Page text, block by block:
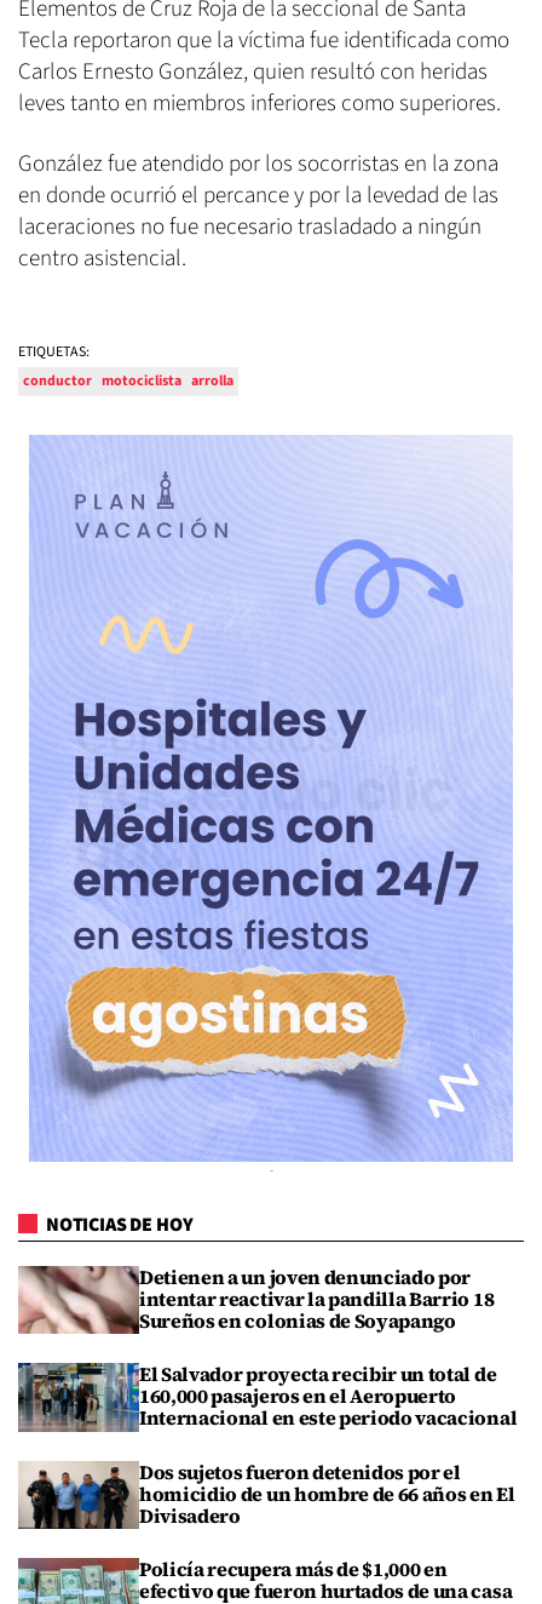
Elementos de Cruz Roja de la seccional de Santa
Tecla reportaron que la víctima fue identificada como
Carlos Ernesto González, quien resultó con heridas
leves tanto en miembros inferiores como superiores.
González fue atendido por los socorristas en la zona
en donde ocurrió el percance y por la levedad de las
laceraciones no fue necesario trasladado a ningún
centro asistencial.
ETIQUETAS:
conductor motociclista arrolla
NOTICIAS DE HOY
Detienen a un joven denunciado por
intentar reactivar la pandilla Barrio 18
Sureños en colonias de Soyapango
El Salvador proyecta recibir un total de
160,000 pasajeros en el Aeropuerto
Internacional en este periodo vacacional
Dos sujetos fueron detenidos por el
homicidio de un hombre de 66 años en El
Divisadero
Policía recupera más de $1,000 en
efectivo que fueron hurtados de una casa